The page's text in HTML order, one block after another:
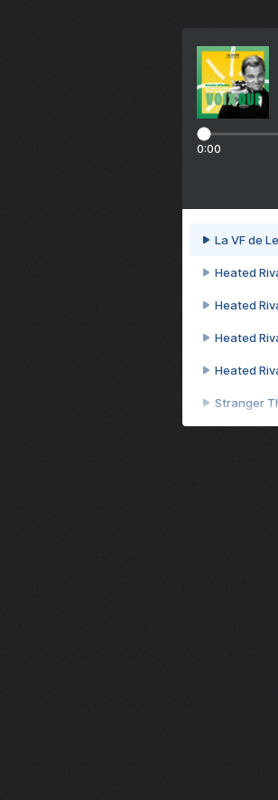
0:00
La VF de
Heated
Heated
Heated
Heated
Stranger